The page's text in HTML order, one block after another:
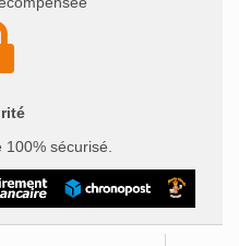
sécurisé.